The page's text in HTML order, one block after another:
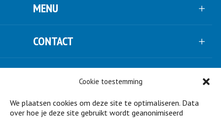
Cookie toestemming
We plaatsen cookies om deze site te optimaliseren. Data
over hoe je deze site gebruikt wordt geanonimiseerd
MENU
CONTACT
NIEUWSBRIEF